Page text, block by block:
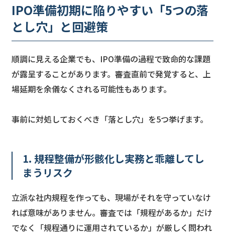
IPO準備初期に陥りやすい「5つの落
とし穴」と回避策
順調に見える企業でも、IPO準備の過程で致命的な課題
が露呈することがあります。審査直前で発覚すると、上
場延期を余儀なくされる可能性もあります。
事前に対処しておくべき「落とし穴」を5つ挙げます。
1. 規程整備が形骸化し実務と乖離してし
まうリスク
立派な社内規程を作っても、現場がそれを守っていなけ
れば意味がありません。審査では「規程があるか」だけ
でなく「規程通りに運用されているか」が厳しく問われ